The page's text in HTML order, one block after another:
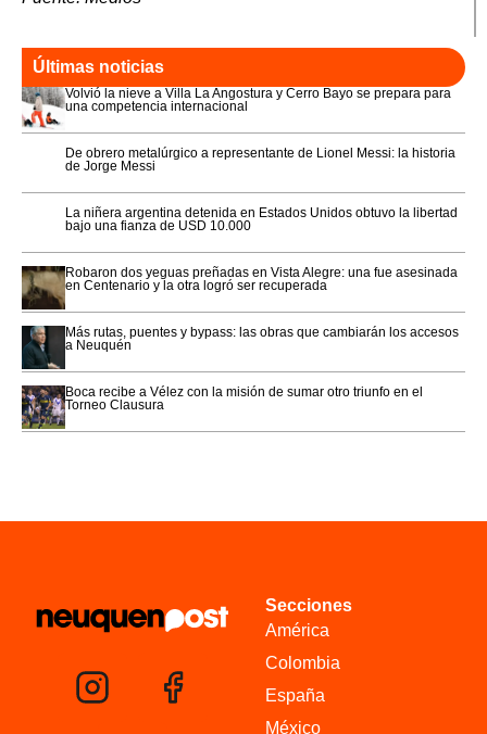
Últimas noticias
Volvió la nieve a Villa La Angostura y Cerro Bayo se prepara para
una competencia internacional
De obrero metalúrgico a representante de Lionel Messi: la historia
de Jorge Messi
La niñera argentina detenida en Estados Unidos obtuvo la libertad
bajo una fianza de USD 10.000
Robaron dos yeguas preñadas en Vista Alegre: una fue asesinada
en Centenario y la otra logró ser recuperada
Más rutas, puentes y bypass: las obras que cambiarán los accesos
a Neuquén
Boca recibe a Vélez con la misión de sumar otro triunfo en el
Torneo Clausura
Secciones
América
Colombia
España
México